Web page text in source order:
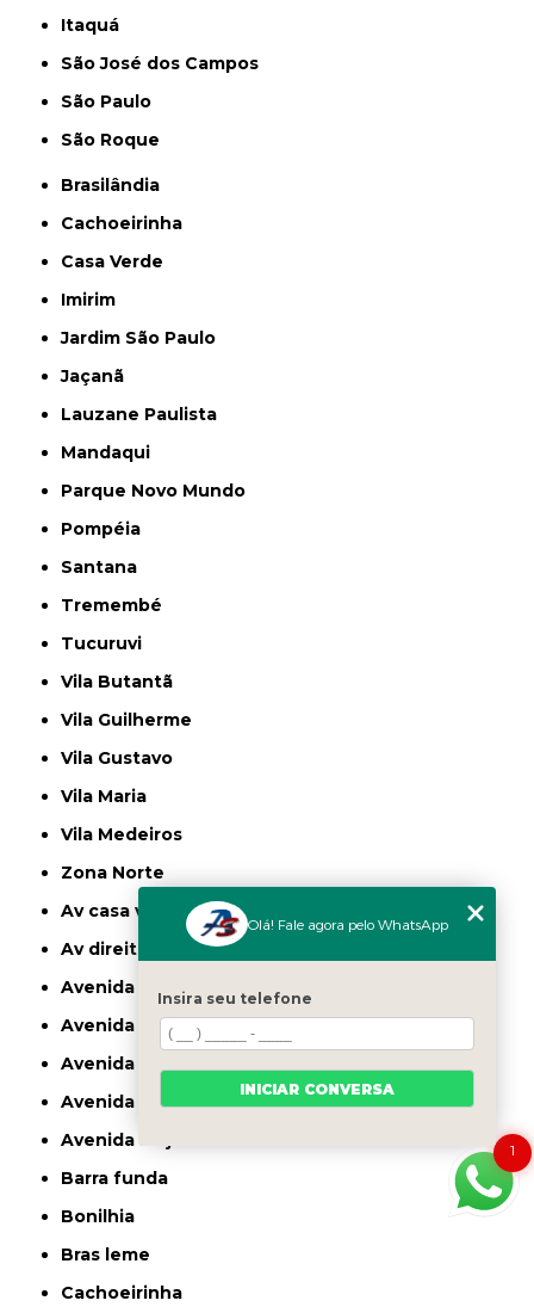
Itaquá
São José dos Campos
São Paulo
São Roque
Brasilândia
Cachoeirinha
Casa Verde
Imirim
Jardim São Paulo
Jaçanã
Lauzane Paulista
Mandaqui
Parque Novo Mundo
Pompéia
Santana
Tremembé
Tucuruvi
Vila Butantã
Vila Guilherme
Vila Gustavo
Vila Maria
Vila Medeiros
Zona Norte
av casa verde
av direitos humanos
avenida casa verde
avenida deputado emilio carlos
avenida engenheiro caetano alvares
avenida imirin
avenida inajar de souza
barra funda
bonilhia
bras leme
cachoeirinha
1
Olá! Fale agora pelo WhatsApp
Insira seu telefone
INICIAR CONVERSA